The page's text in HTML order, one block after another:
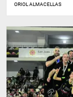
ORIOL ALMACELLAS